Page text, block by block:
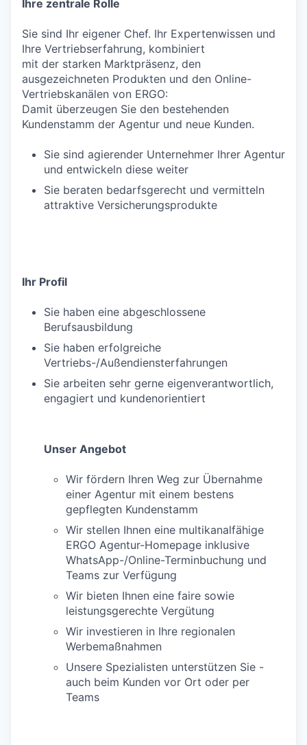
Ihre zentrale Rolle
Sie sind Ihr eigener Chef. Ihr Expertenwissen und
Ihre Vertriebserfahrung, kombiniert
mit der starken Marktpräsenz, den
ausgezeichneten Produkten und den Online-
Vertriebskanälen von ERGO:
Damit überzeugen Sie den bestehenden
Kundenstamm der Agentur und neue Kunden.
Sie sind agierender Unternehmer Ihrer Agentur
und entwickeln diese weiter
Sie beraten bedarfsgerecht und vermitteln
attraktive Versicherungsprodukte
Ihr Profil
Sie haben eine abgeschlossene
Berufsausbildung
Sie haben erfolgreiche
Vertriebs-/Außendiensterfahrungen
Sie arbeiten sehr gerne eigenverantwortlich,
engagiert und kundenorientiert
Unser Angebot
Wir fördern Ihren Weg zur Übernahme
einer Agentur mit einem bestens
gepflegten Kundenstamm
Wir stellen Ihnen eine multikanalfähige
ERGO Agentur-Homepage inklusive
WhatsApp-/Online-Terminbuchung und
Teams zur Verfügung
Wir bieten Ihnen eine faire sowie
leistungsgerechte Vergütung
Wir investieren in Ihre regionalen
Werbemaßnahmen
Unsere Spezialisten unterstützen Sie -
auch beim Kunden vor Ort oder per
Teams